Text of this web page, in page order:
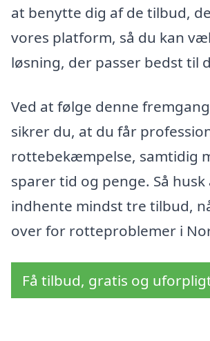
at benytte dig af de tilbud,
vores platform, så du kan
løsning, der passer bedst til
Ved at følge denne
sikrer du, at du får
rottebekæmpelse, samtidig
sparer tid og penge. Så
indhente mindst tre tilbud,
over for rotteproblemer i
Få tilbud, gratis og